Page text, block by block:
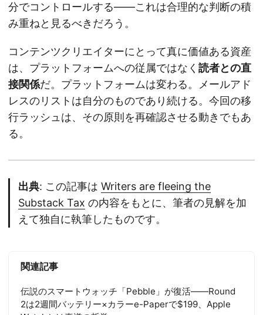
分でコントロールする——これは合理的な判断の積
み重ねと見るべきだろう。
コンテンツクリエイターにとって真に価値ある資産
は、プラットフォームへの従属ではなく 読者との直
接関係だ。プラットフォームは変わる。メールアド
レスのリストは自分のものであり続ける。今回の移
行ラッシュは、その原則を再確認させる動きでもあ
る。
出典: この記事は Writers are fleeing the
Substack Tax の内容をもとに、筆者の見解を加
えて独自に執筆したものです。
関連記事
伝説のスマートウォッチ「Pebble」が復活——Round
2は2週間バッテリー×カラーe-Paperで$199、Apple